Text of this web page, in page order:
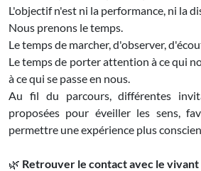
L'objectif n'est ni la performance, ni la
Nous prenons le temps.
Le temps de marcher, d'observer,
Le temps de porter attention à ce qui
à ce qui se passe en nous.
Au fil du parcours, différentes
proposées pour éveiller les sens,
permettre une expérience plus
🌿 Retrouver le contact avec le vivant